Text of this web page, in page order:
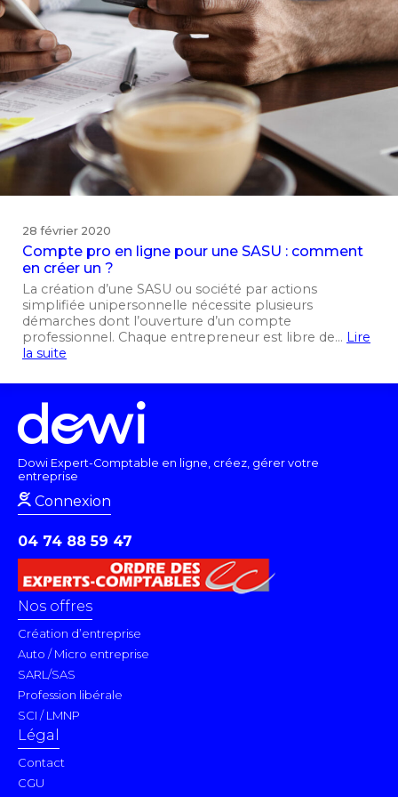
28 février 2020
Compte pro en ligne pour une SASU : comment
en créer un ?
La création d’une SASU ou société par actions
simplifiée unipersonnelle nécessite plusieurs
démarches dont l’ouverture d’un compte
professionnel. Chaque entrepreneur est libre de… Lire
la suite
Dowi Expert-Comptable en ligne, créez, gérer votre
entreprise
Connexion
04 74 88 59 47
Nos offres
Création d’entreprise
Auto / Micro entreprise
SARL/SAS
Profession libérale
SCI / LMNP
Légal
Contact
CGU